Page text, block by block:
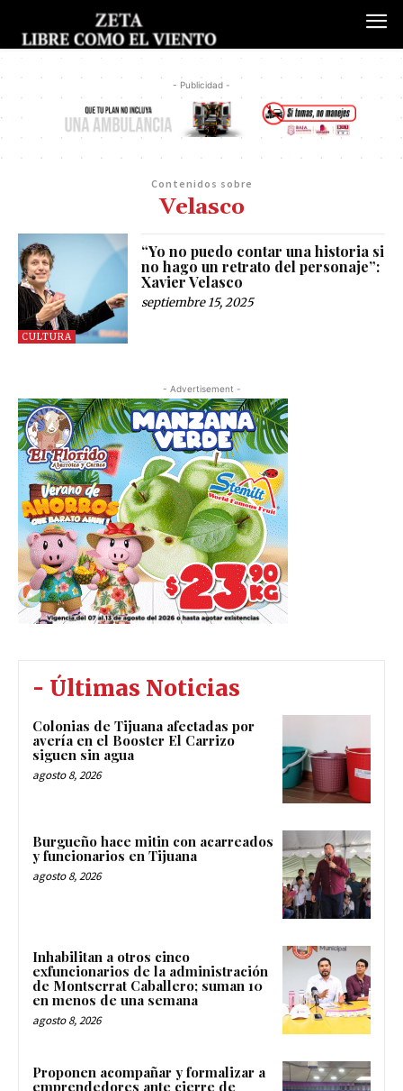
- Publicidad -
Contenidos sobre
Velasco
CULTURA
“Yo no puedo contar una historia si
no hago un retrato del personaje”:
Xavier Velasco
septiembre 15, 2025
- Advertisement -
- Últimas Noticias
Colonias de Tijuana afectadas por
avería en el Booster El Carrizo
siguen sin agua
agosto 8, 2026
Burgueño hace mitin con acarreados
y funcionarios en Tijuana
agosto 8, 2026
Inhabilitan a otros cinco
exfuncionarios de la administración
de Montserrat Caballero; suman 10
en menos de una semana
agosto 8, 2026
Proponen acompañar y formalizar a
emprendedores ante cierre de